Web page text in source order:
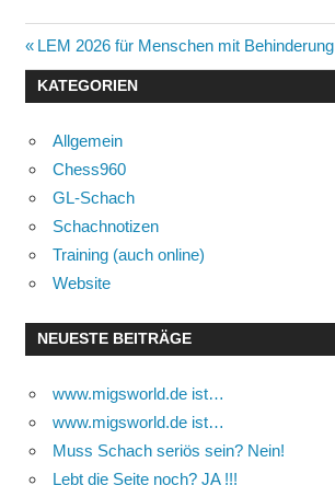
Beitragsnavigation
Vorheriger
Beitrag:
LEM 2026 für Menschen mit Behinderung
KATEGORIEN
Allgemein
Chess960
GL-Schach
Schachnotizen
Training (auch online)
Website
NEUESTE BEITRÄGE
www.migsworld.de ist…
www.migsworld.de ist…
Muss Schach seriös sein? Nein!
Lebt die Seite noch? JA !!!